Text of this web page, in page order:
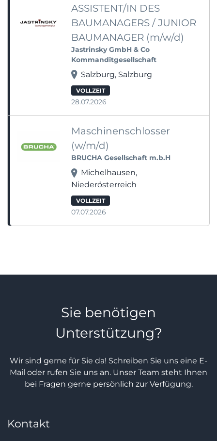
ASSISTENT/IN DES
BAUMANAGERS / JUNIOR
BAUMANAGER (m/w/d)
Jastrinsky GmbH & Co
Kommanditgesellschaft
Salzburg, Salzburg
VOLLZEIT
28.07.2026
Maschinenschlosser
(w/m/d)
BRUCHA Gesellschaft m.b.H
Michelhausen,
Niederösterreich
VOLLZEIT
07.07.2026
Sie benötigen
Unterstützung?
Wir sind gerne für Sie da! Schreiben Sie uns eine E-
Mail oder rufen Sie uns an. Unser Team steht Ihnen
bei Fragen gerne persönlich zur Verfügung.
Kontakt